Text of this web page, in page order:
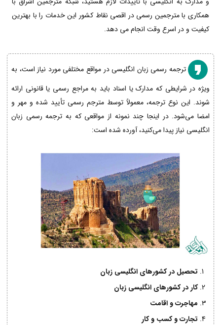
همکاری با مترجمین رسمی در اقصی نقاط کشور این خدمات را با بهترین
کیفیت و در اسرع وقت انجام می دهد.
ترجمه رسمی زبان انگلیسی در مواقع مختلفی مورد نیاز است، به
ویژه در شرایطی که مدارک یا اسناد باید به مراجع رسمی یا قانونی ارائه
شوند. این نوع ترجمه، معمولاً توسط مترجم رسمی تأیید شده و مهر و
امضا می‌شود. در اینجا چند نمونه از مواقعی که به ترجمه رسمی زبان
انگلیسی نیاز پیدا می‌کنید، آورده شده است:
تحصیل در کشورهای انگلیسی زبان
کار در کشورهای انگلیسی زبان
مهاجرت و اقامت
تجارت و کسب و کار